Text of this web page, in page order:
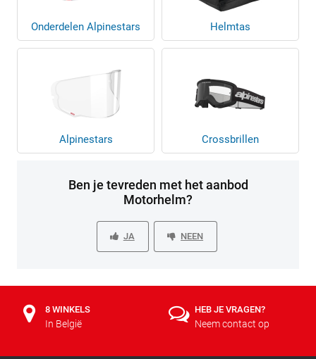
Onderdelen Alpinestars Helmtas
Alpinestars Crossbrillen
Ben je tevreden met het aanbod
Motorhelm?
JA NEEN
8 WINKELS
In België
HEB JE VRAGEN?
Neem contact op